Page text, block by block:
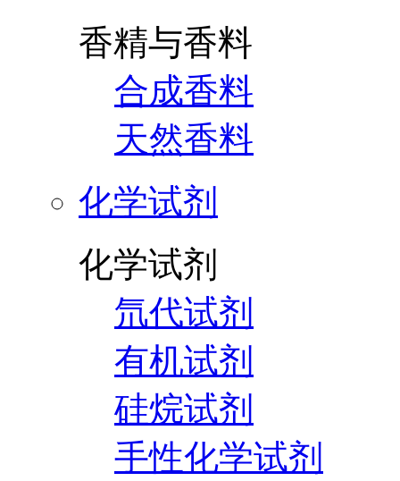
香精与香料
合成香料
天然香料
化学试剂
化学试剂
氘代试剂
有机试剂
硅烷试剂
手性化学试剂